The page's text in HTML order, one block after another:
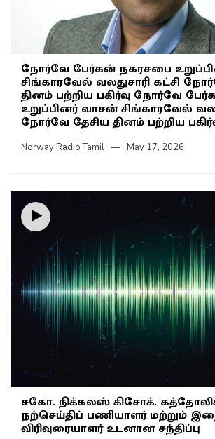
நோர்வே பேர்கன் நகரசபை
சிங்காரவேல் வலதுசாரி கட்சி
தினம் பற்றிய பகிர்வு நோர்வே
உறுப்பினர் வாசன் சிங்காரவேல்
நோர்வே தேசிய தினம் பற்றிய
Norway Radio Tamil May 17, 2026
சகோ. நிக்கலஸ் கிசோக்.
நற்செய்திப் பணியாளர் மற்றும்
விரிவுரையாளர் உடனான சந்திப்பு